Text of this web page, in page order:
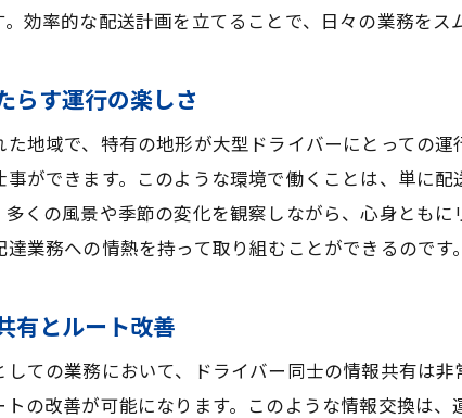
大型免許取得のためのサポート体
将来の物流業界を担う人材育成
効率的な配送計画を立てることで、日々の業務をス
らす運行の楽しさ
地域で、特有の地形が大型ドライバーにとっての
ができます。このような環境で働くことは、単に
くの風景や季節の変化を観察しながら、心身とも
業務への情熱を持って取り組むことができるので
有とルート改善
ての業務において、ドライバー同士の情報共有は
の改善が可能になります。このような情報交換は